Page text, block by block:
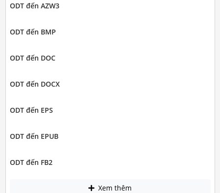
ODT đến AZW3
ODT đến BMP
ODT đến DOC
ODT đến DOCX
ODT đến EPS
ODT đến EPUB
ODT đến FB2
Xem thêm